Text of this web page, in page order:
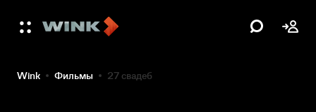
Wink Фильмы 27 свадеб